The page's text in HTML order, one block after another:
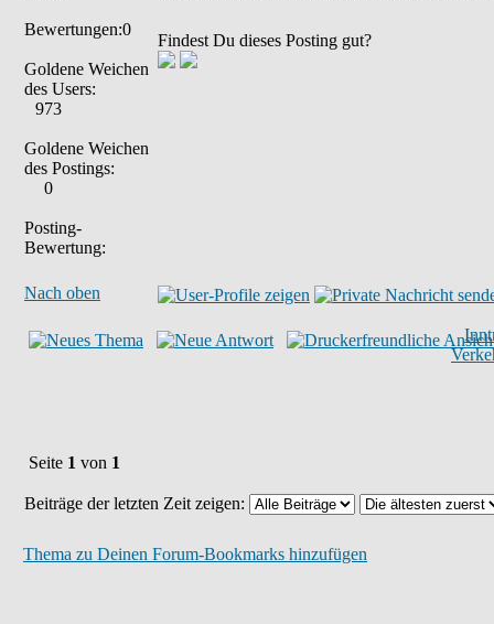
Bewertungen:0
Goldene Weichen
des Users:
973
Goldene Weichen
des Postings:
0
Posting-
Bewertung:
Findest Du dieses Posting gut?
Nach oben
Seite 1 von 1
Beiträge der letzten Zeit zeigen:
Thema zu Deinen Forum-Bookmarks hinzufügen